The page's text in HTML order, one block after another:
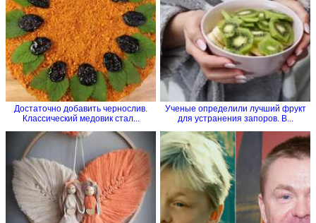
Достаточно добавить чернослив.
Классический медовик стал...
Ученые определили лучший фрукт
для устранения запоров. В...